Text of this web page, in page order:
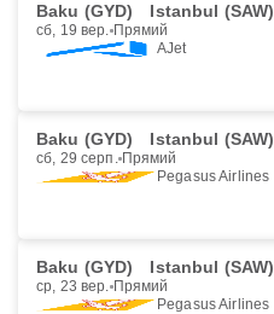
Baku (GYD) Istanbul (SAW)
сб, 19 вер. Прямий
AJet
Baku (GYD) Istanbul (SAW)
сб, 29 серп. Прямий
Pegasus Airlines
Baku (GYD) Istanbul (SAW)
ср, 23 вер. Прямий
Pegasus Airlines